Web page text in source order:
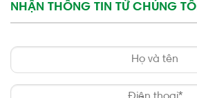
NHẬN THÔNG TIN TỪ CHÚNG TÔI